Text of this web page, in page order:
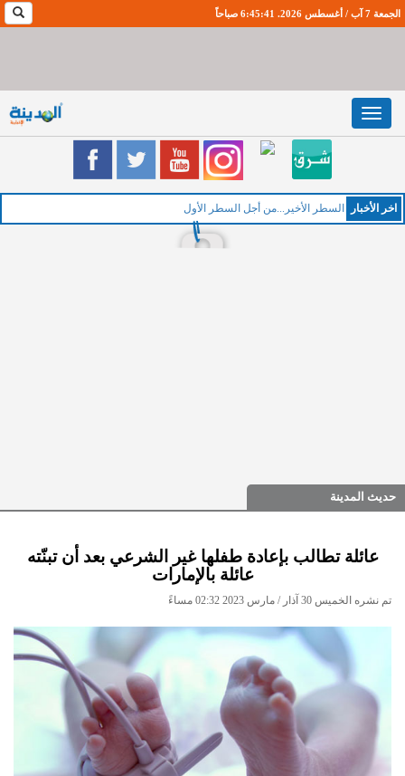
الجمعة 7 آب / أغسطس 2026. 6:45:42 صباحاً
Toggle
navigation
اخر اﻷخبار السطر الأخير...من أجل السطر الأول
حديث المدينة
عائلة تطالب بإعادة طفلها غير الشرعي بعد أن تبنّته
عائلة بالإمارات
تم نشره الخميس 30 آذار / مارس 2023 02:32 مساءً